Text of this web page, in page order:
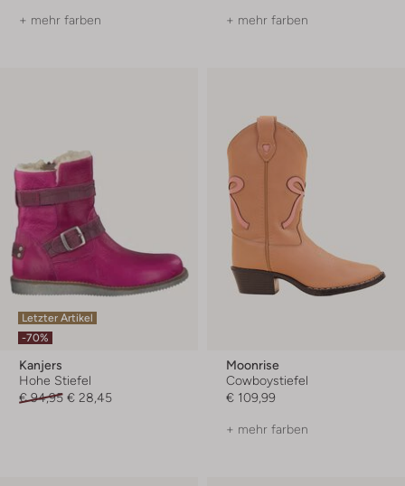
+ mehr farben + mehr farben
Letzter Artikel
-70%
Kanjers
Hohe Stiefel
€ 94,95 € 28,45
Moonrise
Cowboystiefel
€ 109,99
+ mehr farben